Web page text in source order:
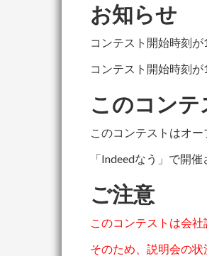
お知らせ
コンテスト開始時刻
コンテスト開始時刻
このコン
このコンテストはオ
「Indeedなう」で開
ご注意
このコンテストは会社
そのため、説明会の